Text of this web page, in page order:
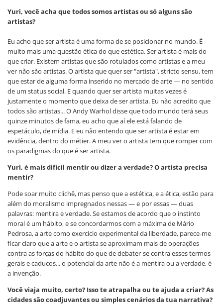
Yuri, você acha que todos somos artistas ou só alguns são
artistas?
Eu acho que ser artista é uma forma de se posicionar no mundo. É
muito mais uma questão ética do que estética. Ser artista é mais do
que criar. Existem artistas que são rotulados como artistas e a meu
ver não são artistas. O artista que quer ser "artista", stricto sensu, tem
que estar de alguma forma inserido no mercado de arte — no sentido
de um status social. E quando quer ser artista muitas vezes é
justamente o momento que deixa de ser artista. Eu não acredito que
todos são artistas... O Andy Warhol disse que todo mundo terá seus
quinze minutos de fama, eu acho que aí ele está falando de
espetáculo, de mídia. E eu não entendo que ser artista é estar em
evidência, dentro do métier. A meu ver o artista tem que romper com
os paradigmas do que é ser artista.
Yuri, é mais difícil mentir ou dizer a verdade? O artista precisa
mentir?
Pode soar muito clichê, mas penso que a estética, e a ética, estão para
além do moralismo impregnados nessas — e por essas — duas
palavras: mentira e verdade. Se estamos de acordo que o instinto
moral é um hábito, e se concordarmos com a máxima de Mário
Pedrosa, a arte como exercício experimental da liberdade, parece-me
ficar claro que a arte e o artista se aproximam mais de operações
contra as forças do hábito do que de debater-se contra esses termos
gerais e caducos... o potencial da arte não é a mentira ou a verdade, é
a invenção.
Você viaja muito, certo? Isso te atrapalha ou te ajuda a criar? As
cidades são coadjuvantes ou simples cenários da tua narrativa?